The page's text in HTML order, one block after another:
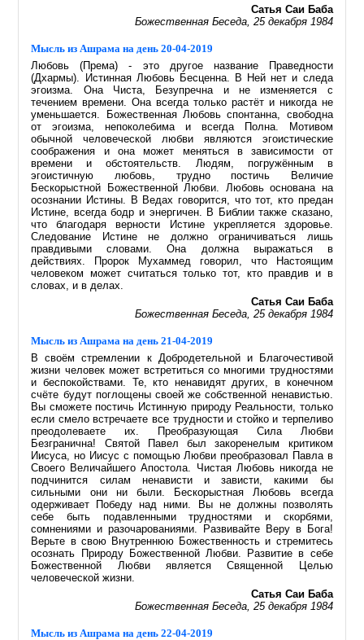
Сатья Саи Баба
Божественная Беседа, 25 декабря 1984
Мысль из Ашрама на день 20-04-2019
Любовь (Према) - это другое название Праведности
(Дхармы). Истинная Любовь Бесценна. В Ней нет и следа
эгоизма. Она Чиста, Безупречна и не изменяется с
течением времени. Она всегда только растёт и никогда не
уменьшается. Божественная Любовь спонтанна, свободна
от эгоизма, непоколебима и всегда Полна. Мотивом
обычной человеческой любви являются эгоистические
соображения и она может меняться в зависимости от
времени и обстоятельств. Людям, погружённым в
эгоистичную любовь, трудно постичь Величие
Бескорыстной Божественной Любви. Любовь основана на
осознании Истины. В Ведах говорится, что тот, кто предан
Истине, всегда бодр и энергичен. В Библии также сказано,
что благодаря верности Истине укрепляется здоровье.
Следование Истине не должно ограничиваться лишь
правдивыми словами. Она должна выражаться в
действиях. Пророк Мухаммед говорил, что Настоящим
человеком может считаться только тот, кто правдив и в
словах, и в делах.
Сатья Саи Баба
Божественная Беседа, 25 декабря 1984
Мысль из Ашрама на день 21-04-2019
В своём стремлении к Добродетельной и Благочестивой
жизни человек может встретиться со многими трудностями
и беспокойствами. Те, кто ненавидят других, в конечном
счёте будут поглощены своей же собственной ненавистью.
Вы сможете постичь Истинную природу Реальности, только
если смело встречаете все трудности и стойко и терпеливо
преодолеваете их. Преобразующая Сила Любви
Безгранична! Святой Павел был закоренелым критиком
Иисуса, но Иисус с помощью Любви преобразовал Павла в
Своего Величайшего Апостола. Чистая Любовь никогда не
подчинится силам ненависти и зависти, какими бы
сильными они ни были. Бескорыстная Любовь всегда
одерживает Победу над ними. Вы не должны позволять
себе быть подавленными трудностями и скорбями,
сомнениями и разочарованиями. Развивайте Веру в Бога!
Верьте в свою Внутреннюю Божественность и стремитесь
осознать Природу Божественной Любви. Развитие в себе
Божественной Любви является Священной Целью
человеческой жизни.
Сатья Саи Баба
Божественная Беседа, 25 декабря 1984
Мысль из Ашрама на день 22-04-2019